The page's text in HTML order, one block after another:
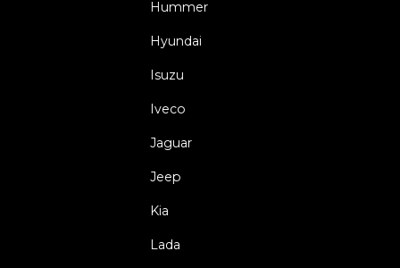
Hummer
Hyundai
Isuzu
Iveco
Jaguar
Jeep
Kia
Lada